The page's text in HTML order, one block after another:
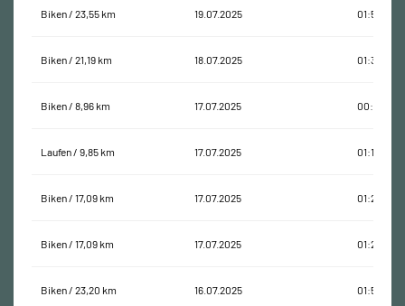
Biken / 23,55 km 19.07.2025 01:51:07
Biken / 21,19 km 18.07.2025 01:33:58
Biken / 8,96 km 17.07.2025 00:38:39
Laufen / 9,85 km 17.07.2025 01:14:44
Biken / 17,09 km 17.07.2025 01:22:44
Biken / 17,09 km 17.07.2025 01:22:44
Biken / 23,20 km 16.07.2025 01:51:07